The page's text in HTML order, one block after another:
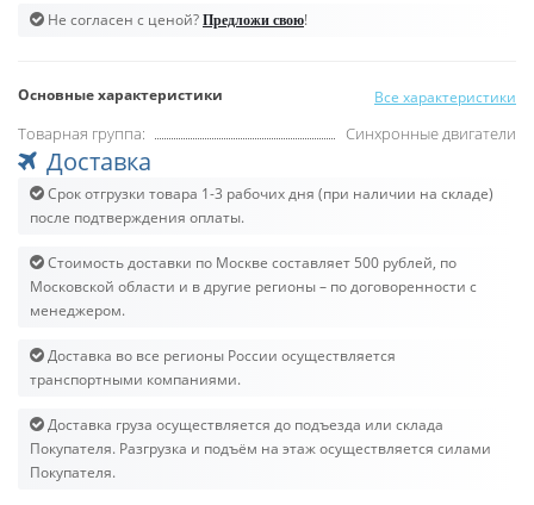
Не согласен с ценой? Предложи свою!
Основные характеристики Все характеристики
Товарная группа: Синхронные двигатели
Доставка
Срок отгрузки товара 1-3 рабочих дня (при наличии на складе)
после подтверждения оплаты.
Стоимость доставки по Москве составляет 500 рублей, по
Московской области и в другие регионы – по договоренности с
менеджером.
Доставка во все регионы России осуществляется
транспортными компаниями.
Доставка груза осуществляется до подъезда или склада
Покупателя. Разгрузка и подъём на этаж осуществляется силами
Покупателя.